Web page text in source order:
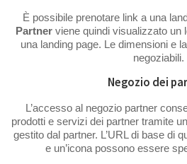
È possibile prenotare link a una
Partnerviene quindi visualizzato un
una landing page. Le dimensioni e
negoziabili.
Negozio dei
L’accesso al negozio partner
prodotti e servizi dei partner tramite
gestito dal partner. L’URL di base di
e un’icona possono essere